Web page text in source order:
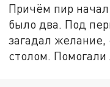
Причём пир
было два. Под
загадал желание,
столом.